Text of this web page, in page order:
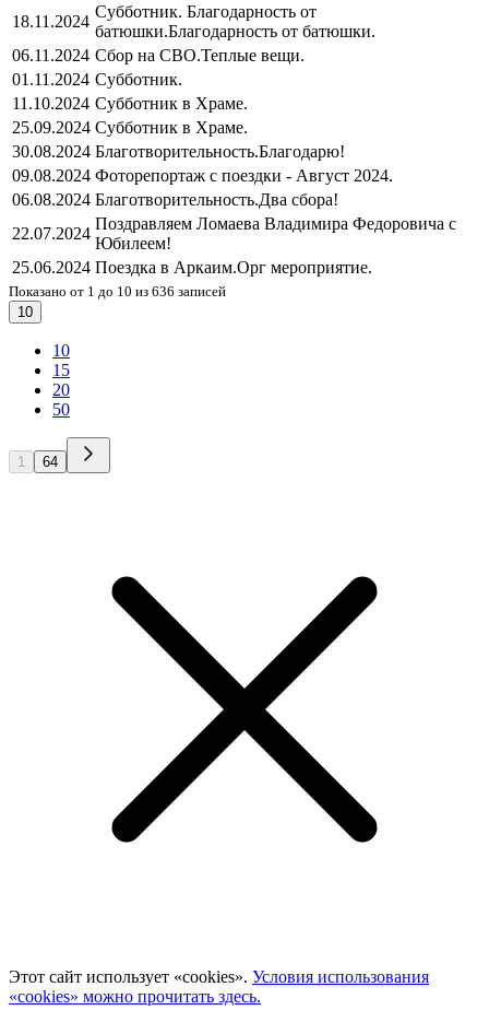
18.11.2024
Субботник. Благодарность от
батюшки.Благодарность от батюшки.
06.11.2024 Сбор на СВО.Теплые вещи.
01.11.2024 Субботник.
11.10.2024 Субботник в Храме.
25.09.2024 Субботник в Храме.
30.08.2024 Благотворительность.Благодарю!
09.08.2024 Фоторепортаж с поездки - Август 2024.
06.08.2024 Благотворительность.Два сбора!
22.07.2024
Поздравляем Ломаева Владимира Федоровича с
Юбилеем!
25.06.2024 Поездка в Аркаим.Орг мероприятие.
Показано от 1 до 10 из 636 записей
10
10
15
20
50
1 64
Этот сайт использует «cookies». Условия использования
«cookies» можно прочитать здесь.